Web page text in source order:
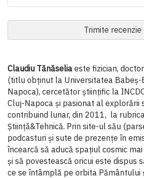
Trimite recenzie
Claudiu Tănăselia este fizician,
(titlu obținut la Universitatea Babeș-
Napoca), cercetător științific la
Cluj-Napoca și pasionat al explorării
contribuind lunar, din 2011, la
Știință&Tehnică. Prin site-ul său
podcasturi și sute de prezențe în
încearcă să aducă spațiul cosmic
și să povestească oricui este dispus
ce se întâmplă pe orbita Pământului